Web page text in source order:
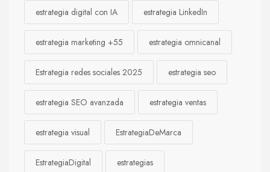
estrategia digital con IA estrategia LinkedIn
estrategia marketing +55 estrategia omnicanal
Estrategia redes sociales 2025 estrategia seo
estrategia SEO avanzada estrategia ventas
estrategia visual EstrategiaDeMarca
EstrategiaDigital estrategias